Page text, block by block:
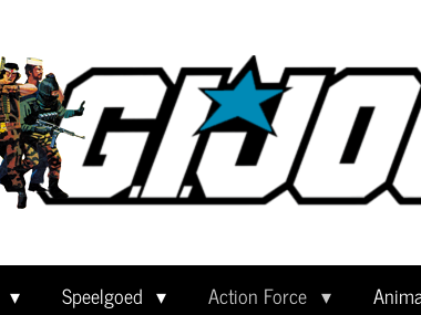
Speelgoed Action Force